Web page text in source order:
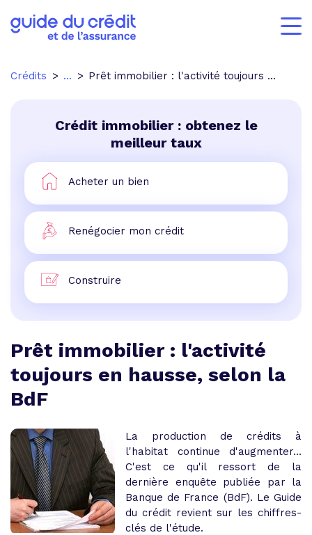
Crédits ... Prêt immobilier : l'activité toujours en hausse, selon la BdF
Crédit immobilier : obtenez le
meilleur taux
Acheter un bien
Renégocier mon crédit
Construire
Prêt immobilier : l'activité
toujours en hausse, selon la
BdF
La production de crédits à
l'habitat continue d'augmenter...
C'est ce qu'il ressort de la
dernière enquête publiée par la
Banque de France (BdF). Le Guide
du crédit revient sur les chiffres-
clés de l'étude.